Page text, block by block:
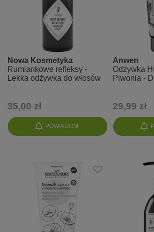
POWIADOM
Nowa Kosmetyka
Rumiankowe refleksy -
Lekka odżywka do włosów
35,00 zł
Anwen
Odżywka
Piwonia -
29,99 zł